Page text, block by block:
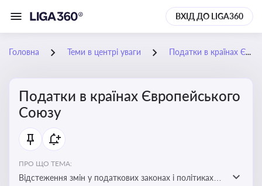
ВХІД ДО LIGA360
Головна Теми в центрі уваги Податки в країнах Європейського Союзу
Податки в країнах Європейського
Союзу
ПРО ЩО ТЕМА:
Відстеження змін у податкових законах і політиках